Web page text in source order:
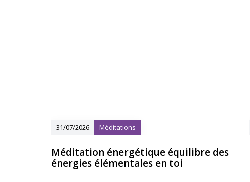
31/07/2026 Méditations
Méditation énergétique équilibre des
énergies élémentales en toi